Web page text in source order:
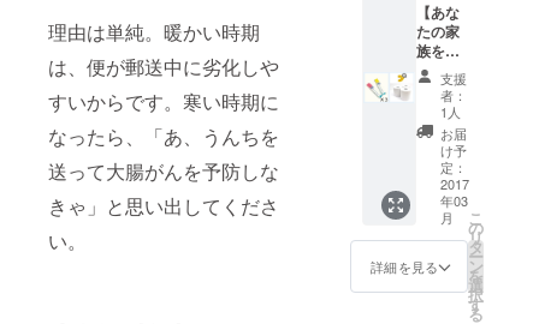
理由は単純。暖かい時期
は、便が郵送中に劣化しや
すいからです。寒い時期に
なったら、「あ、うんちを
送って大腸がんを予防しな
きゃ」と思い出してくださ
い。
【あな
たの家
族を守
ろう！
オリジ
ナルト
イレッ
トペー
パー
セッ
ト】 ①
サンク
スメー
ルと活
動報告
②検査
支援
者：
1人
お届
け予
定：
2017
年03
月
詳細を見る
こ
の
リ
タ
ー
ン
を
選
択
す
る